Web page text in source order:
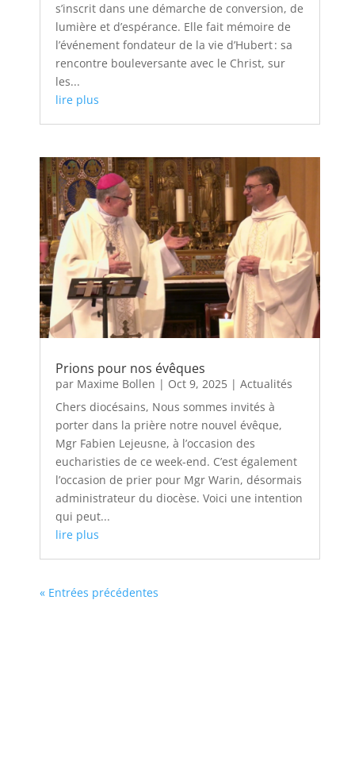
s’inscrit dans une démarche de conversion, de
lumière et d’espérance. Elle fait mémoire de
l’événement fondateur de la vie d’Hubert : sa
rencontre bouleversante avec le Christ, sur
les...
lire plus
Prions pour nos évêques
par Maxime Bollen | Oct 9, 2025 |Actualités
Chers diocésains, Nous sommes invités à
porter dans la prière notre nouvel évêque,
Mgr Fabien Lejeusne, à l’occasion des
eucharisties de ce week-end. C’est également
l’occasion de prier pour Mgr Warin, désormais
administrateur du diocèse. Voici une intention
qui peut...
lire plus
« Entrées précédentes